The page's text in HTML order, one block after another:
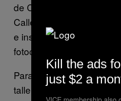
de Cine y Fotografía
Calle 39A # 21-58, Sede
e inscribirse hasta el 17
fotocopia de la cédula.
Para más información e
taller, haga clic
Kill the ads
just $2 a